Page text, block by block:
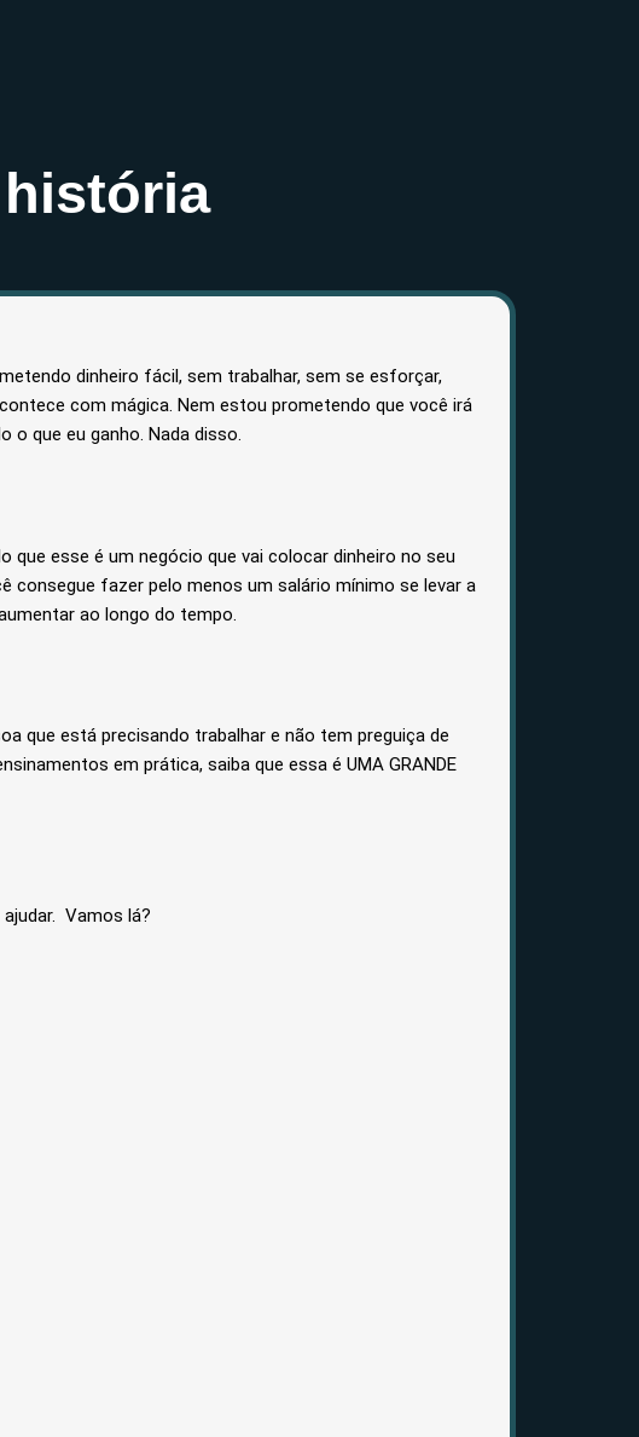
dinheiro fácil, sem trabalhar, sem se esforçar,
com mágica. Nem estou prometendo que você irá
o que eu ganho. Nada disso.
que esse é um negócio que vai colocar dinheiro no seu
consegue fazer pelo menos um salário mínimo se levar a
ao longo do tempo.
que está precisando trabalhar e não tem preguiça de
em prática, saiba que essa é UMA GRANDE
Vamos lá?